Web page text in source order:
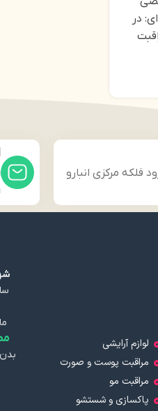
در
فلکه مرکزی انبارو
لوازم آرایشی
مراقبت پوست و صورت
مراقبت مو
پاکسازی و شستشو